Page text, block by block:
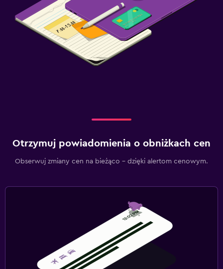
Otrzymuj powiadomienia o obniżkach cen
Obserwuj zmiany cen na bieżąco – dzięki alertom cenowym.